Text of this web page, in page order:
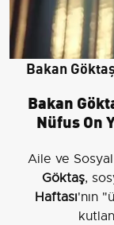
Bakan
Bakan
Nüfus On
Aile ve
Göktaş,
Haftası'nın